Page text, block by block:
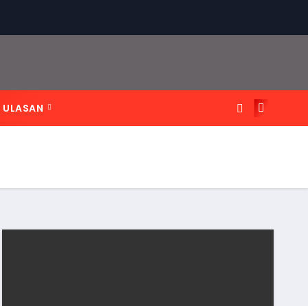
ULASAN